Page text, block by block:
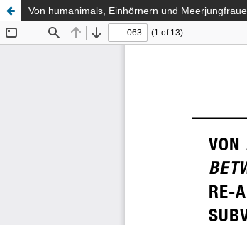
Von humanimals, Einhörnern und